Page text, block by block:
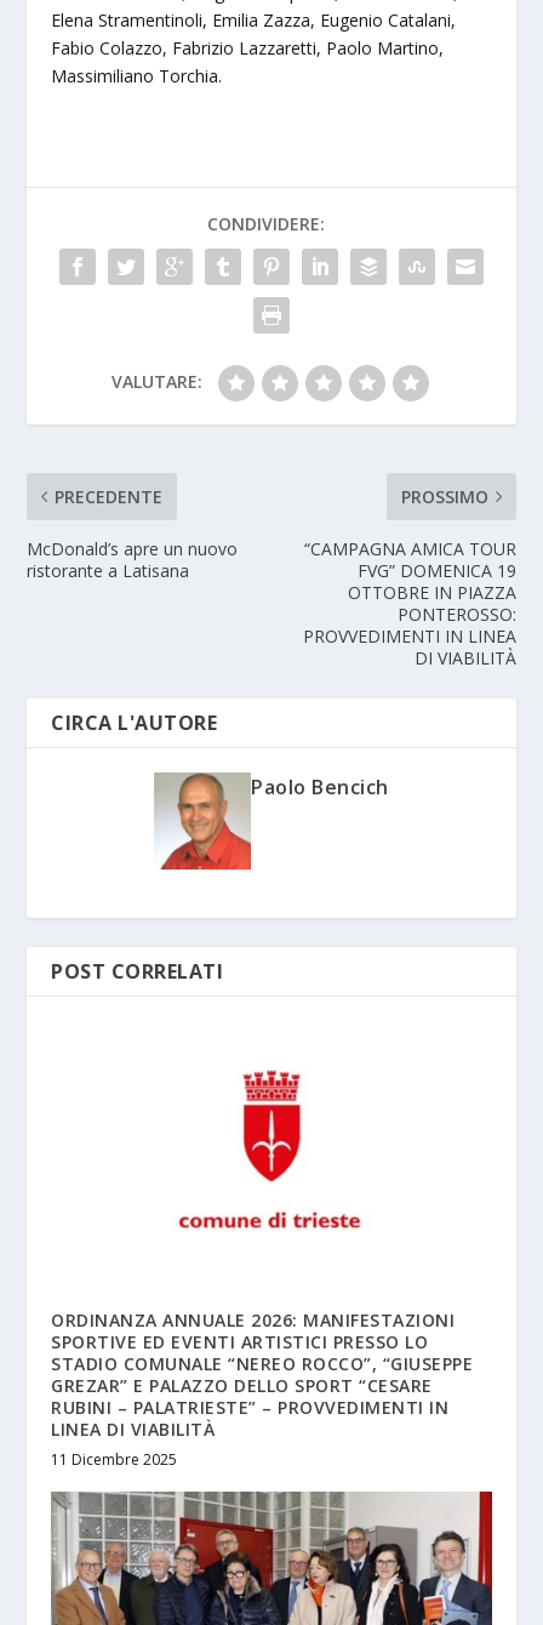
Elena Stramentinoli, Emilia Zazza, Eugenio Catalani,
Fabio Colazzo, Fabrizio Lazzaretti, Paolo Martino,
Massimiliano Torchia.
CONDIVIDERE:
VALUTARE:
PRECEDENTE
McDonald’s apre un nuovo
ristorante a Latisana
PROSSIMO
“CAMPAGNA AMICA TOUR
FVG” DOMENICA 19
OTTOBRE IN PIAZZA
PONTEROSSO:
PROVVEDIMENTI IN LINEA
DI VIABILITÀ
CIRCA L'AUTORE
Paolo Bencich
POST CORRELATI
ORDINANZA ANNUALE 2026: MANIFESTAZIONI
SPORTIVE ED EVENTI ARTISTICI PRESSO LO
STADIO COMUNALE “NEREO ROCCO”, “GIUSEPPE
GREZAR” E PALAZZO DELLO SPORT “CESARE
RUBINI – PALATRIESTE” – PROVVEDIMENTI IN
LINEA DI VIABILITÀ
11 Dicembre 2025